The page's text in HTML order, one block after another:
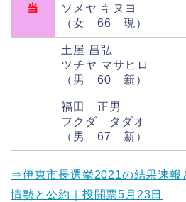
当
ソメヤ キヌヨ
（女 66 現）
土屋 昌弘
ツチヤ マサヒロ
（男 60 新）
福田 正男
フクダ タダオ
（男 67 新）
⇒伊東市長選挙2021の結果速報
情勢と公約｜投開票5月23日